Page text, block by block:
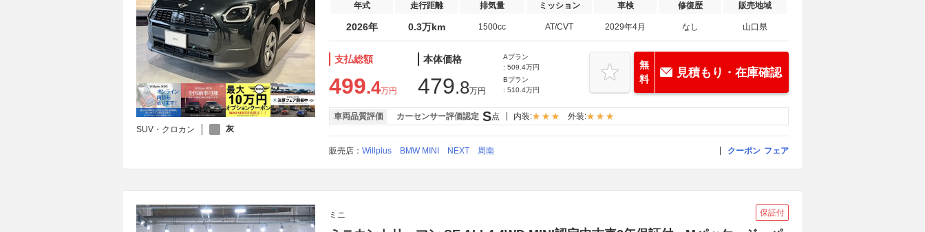
SUV・クロカン 灰
年式 走行距離 排気量 ミッション 車検 修復歴 販売地域
2026年 0.3万km 1500cc AT/CVT 2029年4月 なし 山口県
支払総額
499.4万円
本体価格
479.8万円
Aプラン
: 509.4万円
Bプラン
: 510.4万円
無
料
見積もり・在庫確認
車両品質評価 カーセンサー評価認定 S点 内装: 外装:
販売店： Willplus BMW MINI NEXT 周南 クーポン フェア
ミニ 保証付